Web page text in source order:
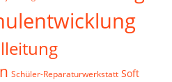
Schüler-Reparaturwerkstatt Soft